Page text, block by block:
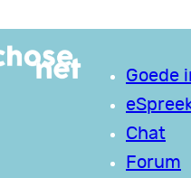
Goede
Chat
Forum